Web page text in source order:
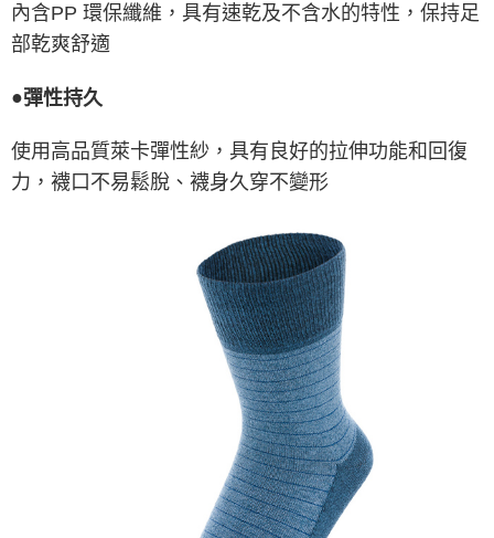
內含PP 環保纖維，具有速乾及不含水的特性，保持足
部乾爽舒適
●彈性持久
使用高品質萊卡彈性紗，具有良好的拉伸功能和回復
力，襪口不易鬆脫、襪身久穿不變形